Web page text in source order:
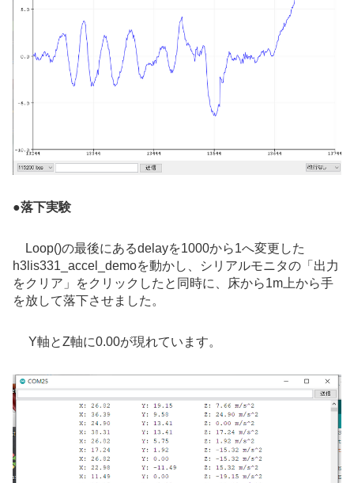
●落下実験
Loop()の最後にあるdelayを1000から1へ変更した
h3lis331_accel_demoを動かし、シリアルモニタの「出力
をクリア」をクリックしたと同時に、床から1m上から手
を放して落下させました。
Y軸とZ軸に0.00が現れています。